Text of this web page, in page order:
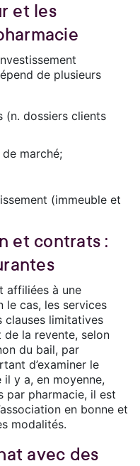
et les
de plusieurs
(n. dossiers clients
marché;
(immeuble et
et contrats :
affiliées à une
le cas, les services
limitatives
de la revente, selon
du bail, par
d’examiner le
y a, en moyenne,
par pharmacie, il est
en bonne et
modalités.
avec des